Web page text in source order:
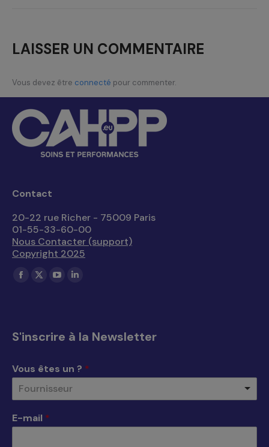
LAISSER UN COMMENTAIRE
Vous devez être connecté pour commenter.
Contact
20-22 rue Richer - 75009 Paris
01-55-33-60-00
Nous Contacter (support)
Copyright 2025
Trouvez nous sur :
La
dans
nouvelle
fenêtre
La
dans
nouvelle
fenêtre
La
dans
nouvelle
fenêtre
La
dans
nouvelle
S'inscrire à la Newsletter
Vous êtes un ? *
Fournisseur
E-mail *